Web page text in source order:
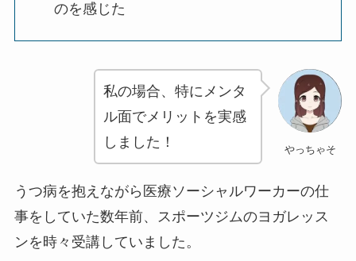
のを感じた
やっちゃそ
私の場合、特にメンタ
ル面でメリットを実感
しました！
うつ病を抱えながら医療ソーシャルワーカーの仕
事をしていた数年前、スポーツジムのヨガレッス
ンを時々受講していました。